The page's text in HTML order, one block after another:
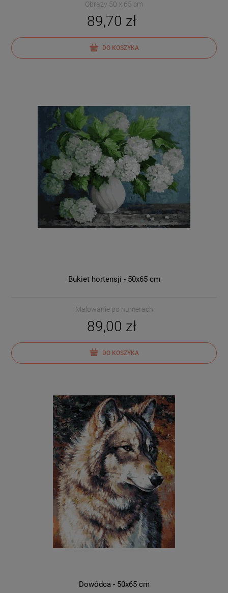
Obrazy 50 x 65 cm
89,70 zł
DO KOSZYKA
Bukiet hortensji - 50x65 cm
Malowanie po numerach
89,00 zł
DO KOSZYKA
Dowódca - 50x65 cm